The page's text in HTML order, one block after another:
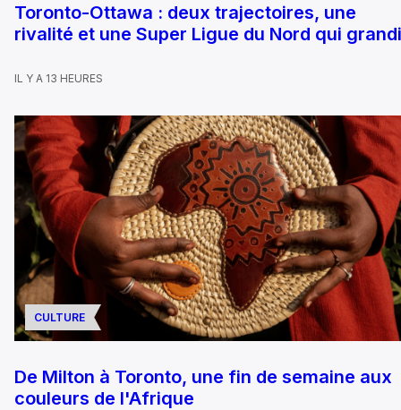
Toronto-Ottawa : deux trajectoires, une
rivalité et une Super Ligue du Nord qui
IL Y A 13 HEURES
CULTURE
De Milton à Toronto, une fin de semaine aux
couleurs de l'Afrique